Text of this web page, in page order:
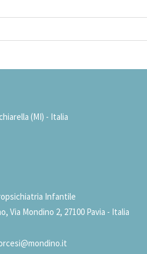
(MI) - Italia
Infantile
Via Mondino 2, 27100 Pavia - Italia